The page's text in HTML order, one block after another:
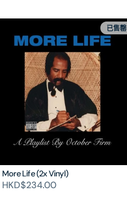
More Life (2x Vinyl)
HKD$234.00
已售罄